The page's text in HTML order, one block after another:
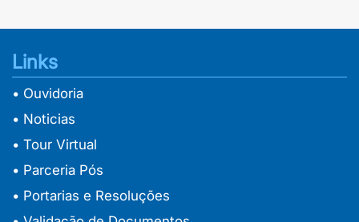
Links
• Ouvidoria
• Noticias
• Tour Virtual
• Parceria Pós
• Portarias e Resoluções